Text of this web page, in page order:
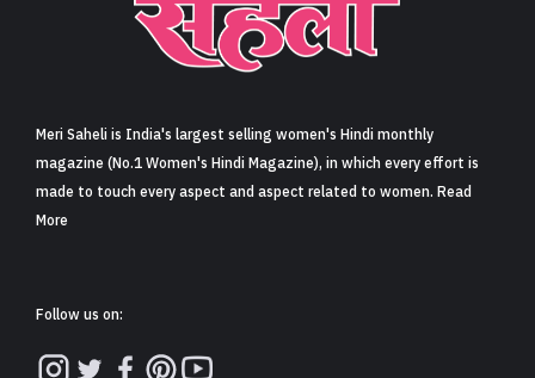
Meri Saheli is India's largest selling women's Hindi monthly
magazine (No.1 Women's Hindi Magazine), in which every effort is
made to touch every aspect and aspect related to women. Read
More
Follow us on: